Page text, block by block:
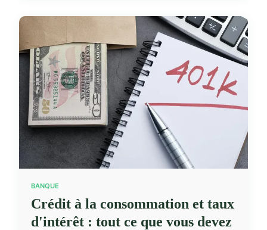
BANQUE
Crédit à la consommation et taux
d'intérêt : tout ce que vous devez